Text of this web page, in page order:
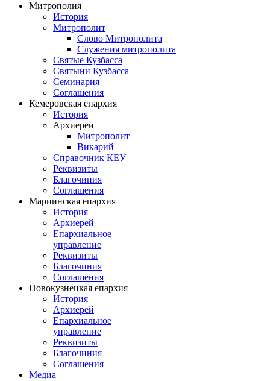
Митрополия
История
Митрополит
Слово Митрополита
Служения митрополита
Святые Кузбасса
Святыни Кузбасса
Семинария
Соглашения
Кемеровская епархия
История
Архиереи
Митрополит
Викарий
Справочник КЕУ
Реквизиты
Благочиния
Соглашения
Мариинская епархия
История
Архиерей
Епархиальное
управление
Реквизиты
Благочиния
Соглашения
Новокузнецкая епархия
История
Архиерей
Епархиальное
управление
Реквизиты
Благочиния
Соглашения
Медиа